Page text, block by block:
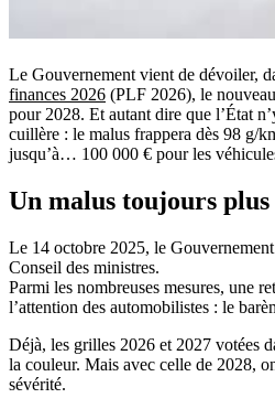
Le Gouvernement vient de dévoiler,
finances 2026 (PLF 2026), le
pour 2028. Et autant dire que l’État
cuillère : le malus frappera dès 98 g/
jusqu’à… 100 000 € pour les
Un malus toujours plus
Le 14 octobre 2025, le
Conseil des ministres.
Parmi les nombreuses mesures, une
l’attention des automobilistes : le
Déjà, les grilles 2026 et 2027 votées
la couleur. Mais avec celle de 2028,
sévérité.